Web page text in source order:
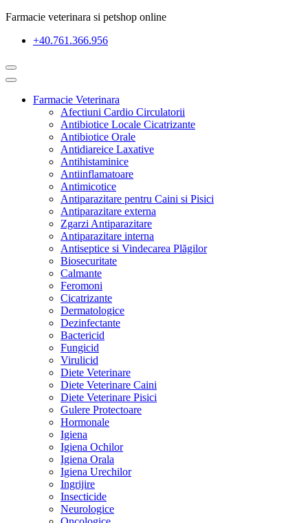
Farmacie veterinara si petshop online
+40.761.366.956
Farmacie Veterinara
Afectiuni Cardio Circulatorii
Antibiotice Locale Cicatrizante
Antibiotice Orale
Antidiareice Laxative
Antihistaminice
Antiinflamatoare
Antimicotice
Antiparazitare pentru Caini si Pisici
Antiparazitare externa
Zgarzi Antiparazitare
Antiparazitare interna
Antiseptice si Vindecarea Plăgilor
Biosecuritate
Calmante
Feromoni
Cicatrizante
Dermatologice
Dezinfectante
Bactericid
Fungicid
Virulicid
Diete Veterinare
Diete Veterinare Caini
Diete Veterinare Pisici
Gulere Protectoare
Hormonale
Igiena
Igiena Ochilor
Igiena Orala
Igiena Urechilor
Ingrijire
Insecticide
Neurologice